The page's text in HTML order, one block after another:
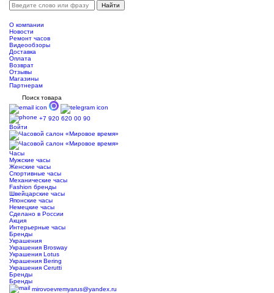
О компании
Новости
Ремонт часов
Видеообзоры
Доставка
Оплата
Возврат
Отзывы
Магазины
Партнерам
Поиск товара
+7 920 620 00 90
Войти
Часы
Мужские часы
Женские часы
Спортивные часы
Механические часы
Fashion бренды
Швейцарские часы
Японские часы
Немецкие часы
Сделано в России
Акция
Интерьерные часы
Бренды
Украшения
Украшения Brosway
Украшения Lotus
Украшения Bering
Украшения Cerutti
Бренды
Бренды
mirovoevremyarus@yandex.ru